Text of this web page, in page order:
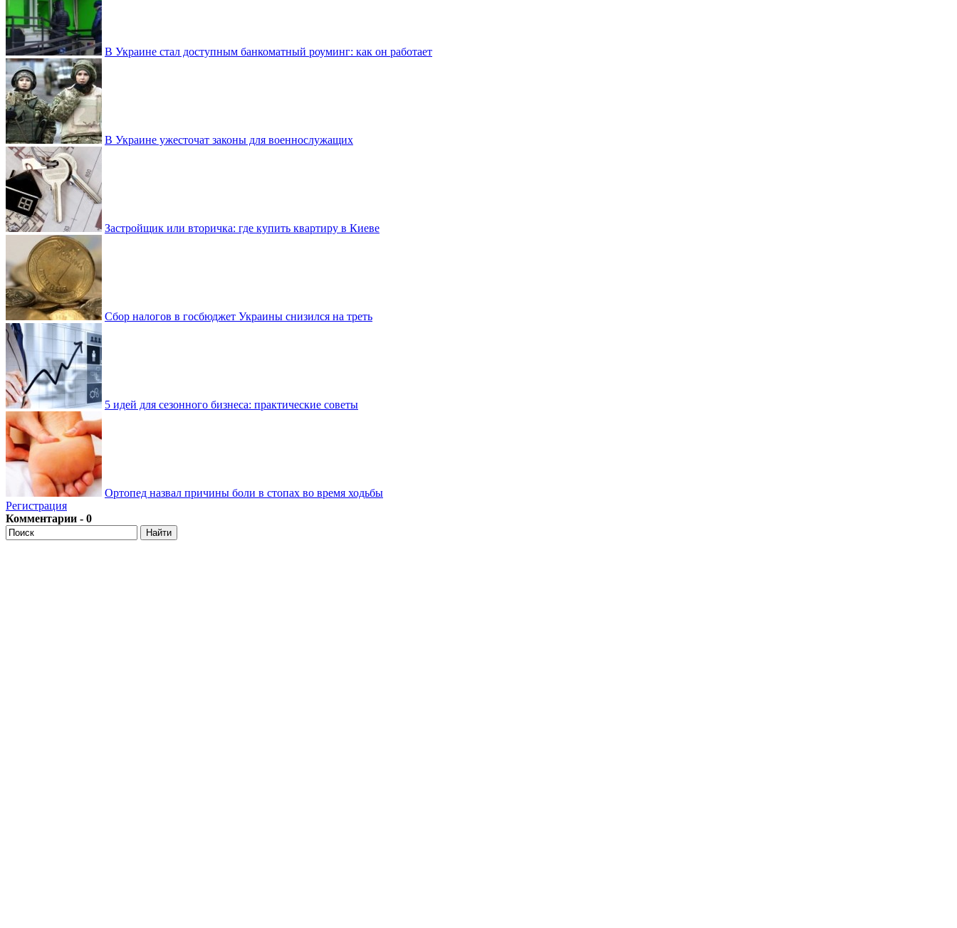
В Украине стал доступным банкоматный роуминг: как он работает
В Украине ужесточат законы для военнослужащих
Застройщик или вторичка: где купить квартиру в Киеве
Сбор налогов в госбюджет Украины снизился на треть
5 идей для сезонного бизнеса: практические советы
Ортопед назвал причины боли в стопах во время ходьбы
Регистрация
Комментарии - 0